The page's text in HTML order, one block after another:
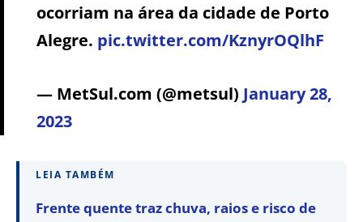
ocorriam na área da cidade de Porto
Alegre. pic.twitter.com/KznyrOQlhF
— MetSul.com (@metsul) January 28,
2023
LEIA TAMBÉM
Frente quente traz chuva, raios e risco de